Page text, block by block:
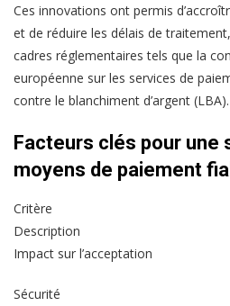
Ces innovations ont permis
et de réduire les délais de
cadres réglementaires tels que la
européenne sur les services de
contre le blanchiment d’argent (LBA).
Facteurs clés pour une
moyens de paiement
Critère
Description
Impact sur l’acceptation
Sécurité